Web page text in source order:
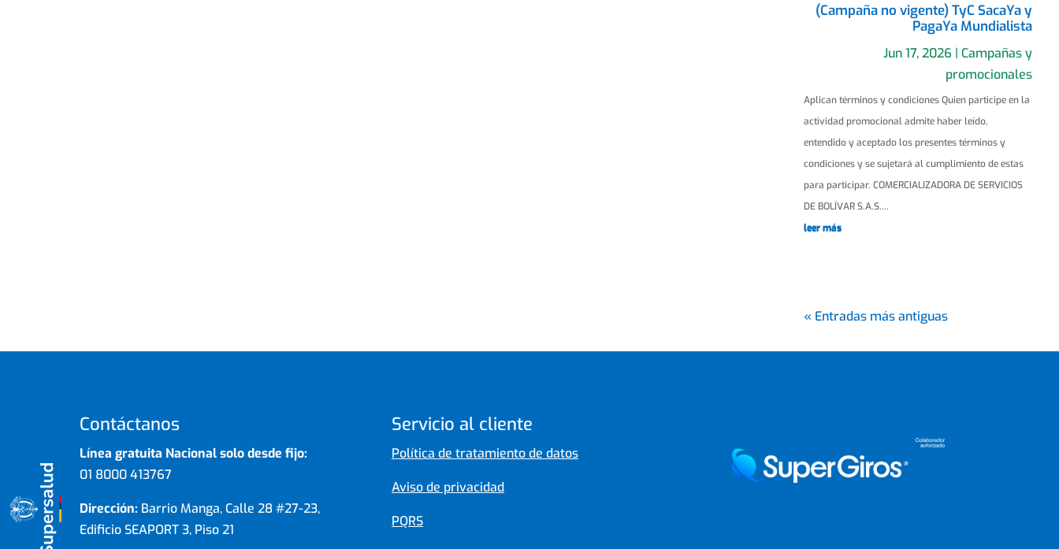
(Campaña no vigente) TyC SacaYa y
PagaYa Mundialista
Jun 17, 2026 |Campañas y
promocionales
Aplican términos y condiciones Quien participe en la
actividad promocional admite haber leído,
entendido y aceptado los presentes términos y
condiciones y se sujetará al cumplimiento de estas
para participar. COMERCIALIZADORA DE SERVICIOS
DE BOLÍVAR S.A.S....
leer más
« Entradas más antiguas
Contáctanos
Línea gratuita Nacional solo desde fijo:
01 8000 413767
Dirección: Barrio Manga, Calle 28 #27-23,
Edificio SEAPORT 3, Piso 21
Servicio al cliente
Política de tratamiento de datos
Aviso de privacidad
PQRS